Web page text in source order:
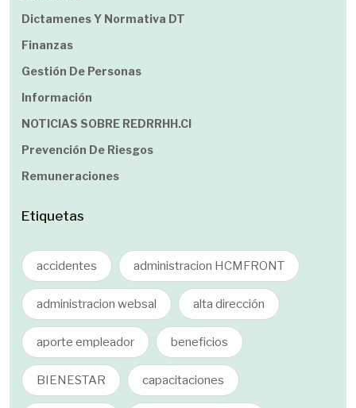
Dictamenes Y Normativa DT
Finanzas
Gestión De Personas
Información
NOTICIAS SOBRE REDRRHH.cl
Prevención De Riesgos
Remuneraciones
Etiquetas
accidentes administracion HCMFRONT
administracion websal alta dirección
aporte empleador beneficios
BIENESTAR capacitaciones